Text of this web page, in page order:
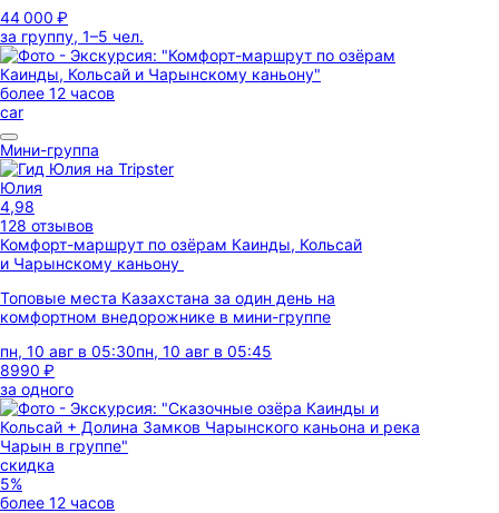
44 000 ₽
за группу, 1–5 чел.
более 12 часов
car
Мини-группа
Юлия
4,98
128 отзывов
Комфорт-маршрут по озёрам Каинды, Кольсай
и Чарынскому каньону
Топовые места Казахстана за один день на
комфортном внедорожнике в мини-группе
пн, 10 авг в 05:30пн, 10 авг в 05:45
8990 ₽
за одного
скидка
5%
более 12 часов